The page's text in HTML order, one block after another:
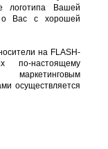
логотипа Вашей
о Вас с хорошей
на FLASH-
по-настоящему
осуществляется